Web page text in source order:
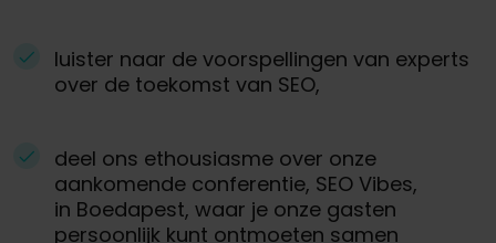
luister naar de voorspellingen van experts
over de toekomst van SEO,
deel ons ethousiasme over onze
aankomende conferentie, SEO Vibes,
in Boedapest, waar je onze gasten
persoonlijk kunt ontmoeten samen